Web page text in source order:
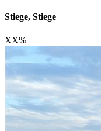
Stiege, Stiege
XX%